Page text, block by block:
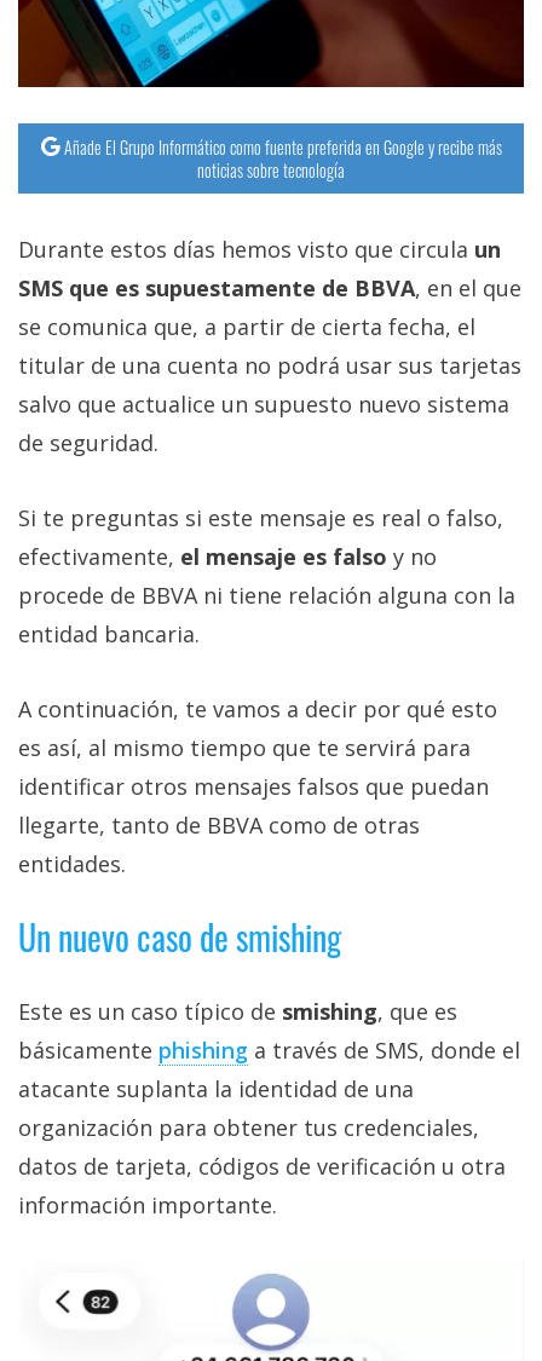
Añade El Grupo Informático como fuente preferida en Google y recibe más
noticias sobre tecnología
Durante estos días hemos visto que circula un
SMS que es supuestamente de BBVA, en el que
se comunica que, a partir de cierta fecha, el
titular de una cuenta no podrá usar sus tarjetas
salvo que actualice un supuesto nuevo sistema
de seguridad.
Si te preguntas si este mensaje es real o falso,
efectivamente, el mensaje es falso y no
procede de BBVA ni tiene relación alguna con la
entidad bancaria.
A continuación, te vamos a decir por qué esto
es así, al mismo tiempo que te servirá para
identificar otros mensajes falsos que puedan
llegarte, tanto de BBVA como de otras
entidades.
Un nuevo caso de smishing
Este es un caso típico de smishing, que es
básicamente phishing‎ a través de SMS, donde el
atacante suplanta la identidad de una
organización para obtener tus credenciales,
datos de tarjeta, códigos de verificación u otra
información importante.